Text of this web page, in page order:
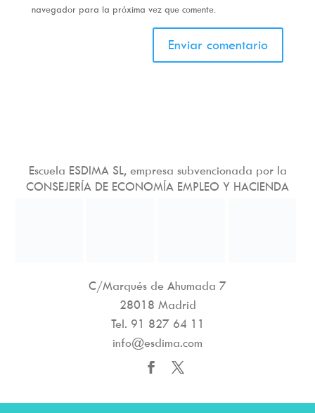
navegador para la próxima vez que comente.
Escuela ESDIMA SL, empresa subvencionada por la
CONSEJERÍA DE ECONOMÍA EMPLEO Y HACIENDA
C/Marqués de Ahumada 7
28018 Madrid
Tel. 91 827 64 11
info@esdima.com